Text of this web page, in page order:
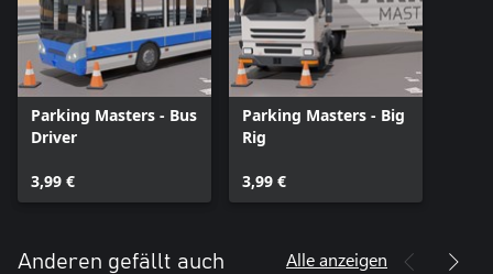
Parking Masters - Bus
Driver
3,99 €
Parking Masters - Big
Rig
3,99 €
Anderen gefällt auch Alle anzeigen